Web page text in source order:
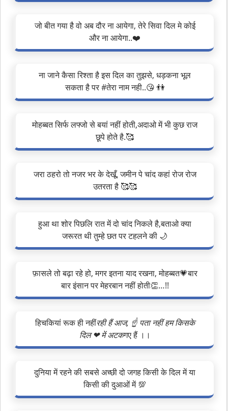
जो बीत गया है वो अब दौर ना आयेगा, तेरे सिवा दिल मे कोई
और ना आयेगा..❤️
ना जाने कैसा रिश्ता है इस दिल का तुझसे, धड़कना भूल
सकता है पर #तेरा नाम नही..😘 👫
मोहब्बत सिर्फ लफ्जो से बयां नहीं होती,अदाओ में भी कुछ राज
छूपे होते है.🥰
जरा ठहरो तो नजर भर के देखूँ, जमीन पे चांद कहां रोज रोज
उतरता है 🥰🥰
हुआ था शोर पिछलि रात में दो चांद निकले है,बताओ क्या
जरूरत थी तुम्हे छत पर टहलने की 🌙
फ़ासले तो बढ़ा रहे हो, मगर इतना याद रखना, मोहब्बत💗बार
बार इंसान पर मेहरबान नहीं होती👏…!!
हिचकियां रूक ही नहींरही हैं आज, ☝ पता नहीं हम किसके
दिल ❤ में अटकगए हैं ।।
दुनिया में रहने की सबसे अच्छी दो जगह किसी के दिल में या
किसी की दुआओं में 💯